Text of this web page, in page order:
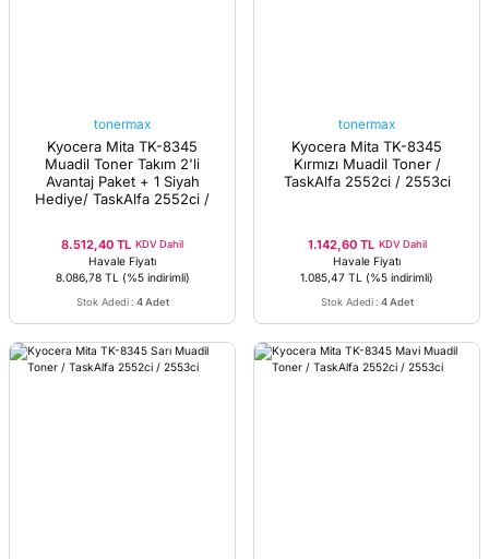
tonermax
Kyocera Mita TK-8345
Muadil Toner Takım 2'li
Avantaj Paket + 1 Siyah
Hediye/ TaskAlfa 2552ci /
8.512,40 TL KDV Dahil
Havale Fiyatı
8.086,78 TL
(%5 indirimli)
Stok Adedi : 4 Adet
tonermax
Kyocera Mita TK-8345
Kırmızı Muadil Toner /
TaskAlfa 2552ci / 2553ci
1.142,60 TL KDV Dahil
Havale Fiyatı
1.085,47 TL (%5 indirimli)
Stok Adedi : 4 Adet